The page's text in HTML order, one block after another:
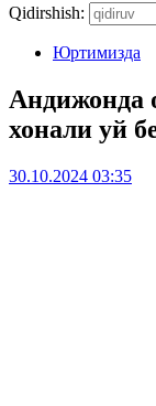
Qidirshish:
Юртимизда
Андижонда
хонали уй
30.10.2024 03:35